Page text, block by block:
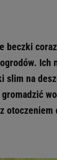
beczki
Ich
slim na
otoczeniem